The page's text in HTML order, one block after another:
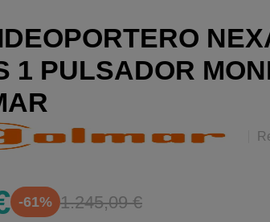
1 PULSADOR
-61% 1.245,09 €